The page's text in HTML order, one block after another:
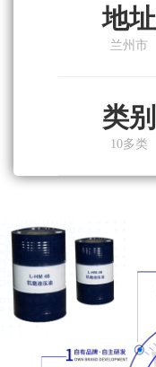
地址
兰州市
类别
10多类